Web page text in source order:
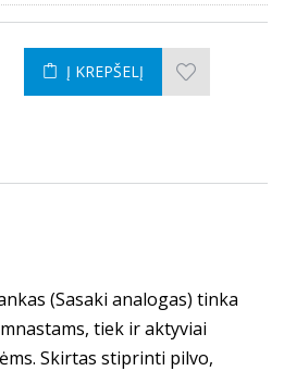
Į KREPŠELĮ
(Sasaki analogas) tinka
tiek ir aktyviai
Skirtas stiprinti pilvo,